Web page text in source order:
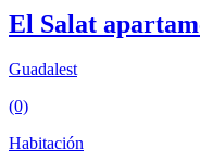
El Salat
Guadalest
(0)
Habitación